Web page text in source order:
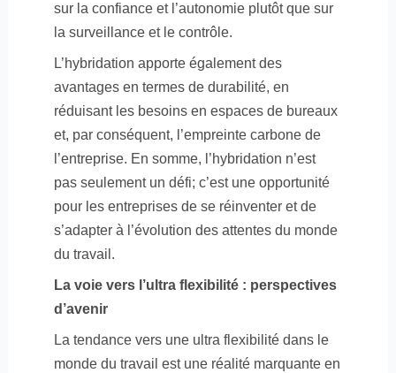
sur la confiance et l’autonomie plutôt que sur
la surveillance et le contrôle.
L’hybridation apporte également des
avantages en termes de durabilité, en
réduisant les besoins en espaces de bureaux
et, par conséquent, l’empreinte carbone de
l’entreprise. En somme, l’hybridation n’est
pas seulement un défi; c’est une opportunité
pour les entreprises de se réinventer et de
s’adapter à l’évolution des attentes du monde
du travail.
La voie vers l’ultra flexibilité : perspectives
d’avenir
La tendance vers une ultra flexibilité dans le
monde du travail est une réalité marquante en